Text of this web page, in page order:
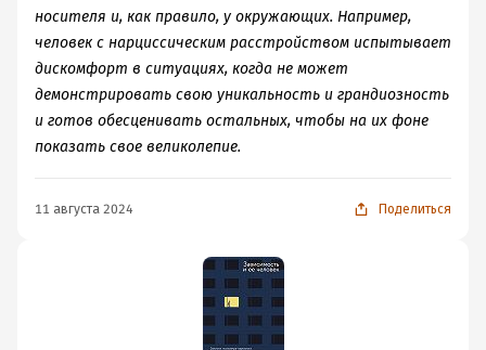
носителя и, как правило, у окружающих. Например,
человек с нарциссическим расстройством испытывает
дискомфорт в ситуациях, когда не может
демонстрировать свою уникальность и грандиозность
и готов обесценивать остальных, чтобы на их фоне
показать свое великолепие.
11 августа 2024 Поделиться